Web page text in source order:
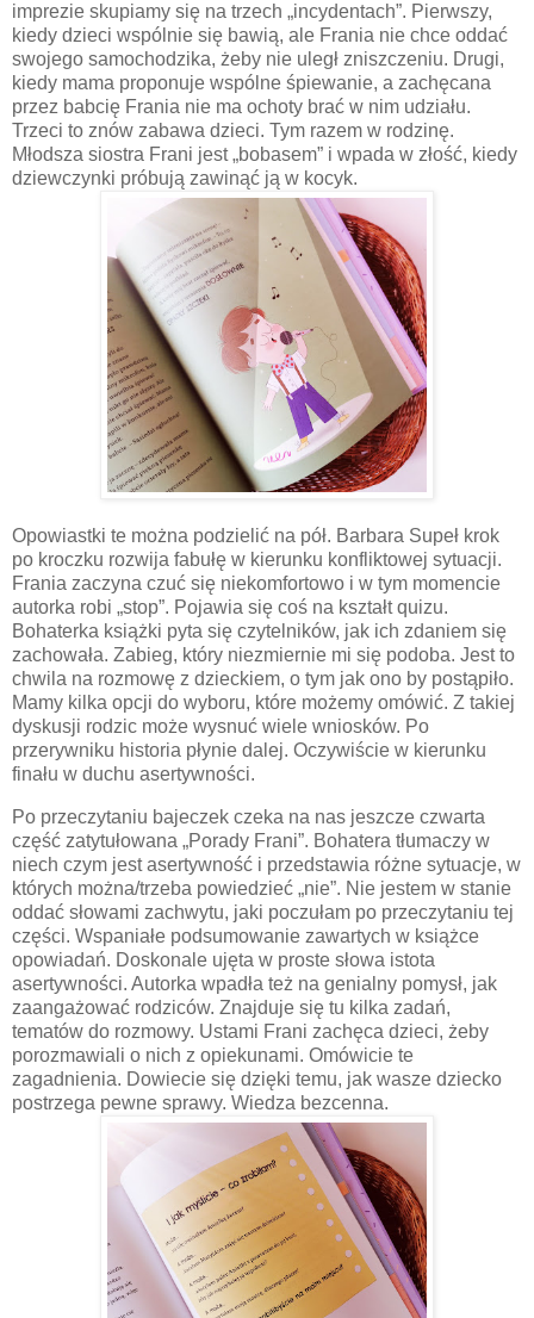
imprezie skupiamy się na trzech „incydentach”. Pierwszy,
kiedy dzieci wspólnie się bawią, ale Frania nie chce oddać
swojego samochodzika, żeby nie uległ zniszczeniu. Drugi,
kiedy mama proponuje wspólne śpiewanie, a zachęcana
przez babcię Frania nie ma ochoty brać w nim udziału.
Trzeci to znów zabawa dzieci. Tym razem w rodzinę.
Młodsza siostra Frani jest „bobasem” i wpada w złość, kiedy
dziewczynki próbują zawinąć ją w kocyk.
Opowiastki te można podzielić na pół. Barbara Supeł krok
po kroczku rozwija fabułę w kierunku konfliktowej sytuacji.
Frania zaczyna czuć się niekomfortowo i w tym momencie
autorka robi „stop”. Pojawia się coś na kształt quizu.
Bohaterka książki pyta się czytelników, jak ich zdaniem się
zachowała. Zabieg, który niezmiernie mi się podoba. Jest to
chwila na rozmowę z dzieckiem, o tym jak ono by postąpiło.
Mamy kilka opcji do wyboru, które możemy omówić. Z takiej
dyskusji rodzic może wysnuć wiele wniosków. Po
przerywniku historia płynie dalej. Oczywiście w kierunku
finału w duchu asertywności.
Po przeczytaniu bajeczek czeka na nas jeszcze czwarta
część zatytułowana „Porady Frani”. Bohatera tłumaczy w
niech czym jest asertywność i przedstawia różne sytuacje, w
których można/trzeba powiedzieć „nie”. Nie jestem w stanie
oddać słowami zachwytu, jaki poczułam po przeczytaniu tej
części. Wspaniałe podsumowanie zawartych w książce
opowiadań. Doskonale ujęta w proste słowa istota
asertywności. Autorka wpadła też na genialny pomysł, jak
zaangażować rodziców. Znajduje się tu kilka zadań,
tematów do rozmowy. Ustami Frani zachęca dzieci, żeby
porozmawiali o nich z opiekunami. Omówicie te
zagadnienia. Dowiecie się dzięki temu, jak wasze dziecko
postrzega pewne sprawy. Wiedza bezcenna.